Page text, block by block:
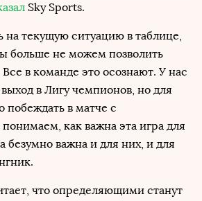
Sky Sports.
на текущую ситуацию в таблице,
больше не можем позволить
в команде это осознают. У нас
в Лигу чемпионов, но для
побеждать в матче с
как важна эта игра для
безумно важна и для них, и для
что определяющими станут